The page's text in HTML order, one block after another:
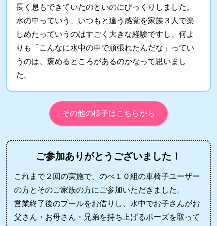
長く息もできていたのといのにびっくりしました。
水の中っていう、いつもと違う感覚を家族３人で楽
しめたっていうのはすごく大きな経験ですし、何よ
りも「こんなに水中の中で頑張れたんだな」ってい
うのは、褒めるところがあるのかなって思いまし
た。
その他の様子はこちらから
ご参加ありがとうございました！
これまで２回の実施で、のべ１０組の車椅子ユーザー
の方とそのご家族の方にご参加いただきました。
営業終了後のプールをお借りし、水中でお子さんがお
父さん・お母さん・兄弟を持ち上げるポーズを取って